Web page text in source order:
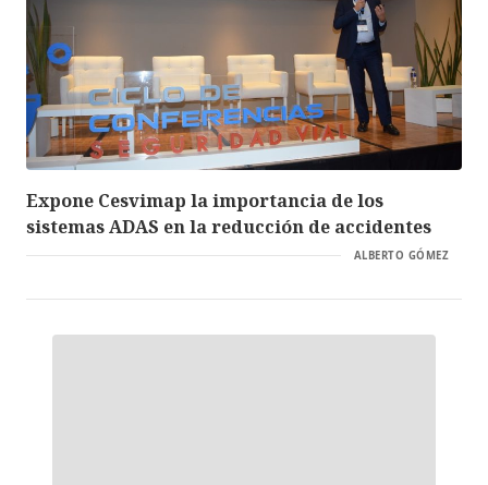
Expone Cesvimap la importancia de los
sistemas ADAS en la reducción de accidentes
ALBERTO GÓMEZ